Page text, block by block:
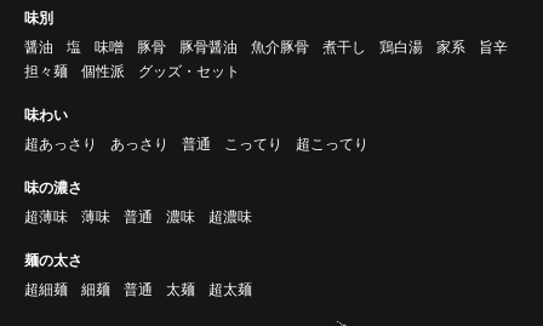
味別
醤油
塩 味噌 豚骨 豚骨醤油 魚介豚骨 煮干し 鶏白湯 家系
旨辛
担々麺
個性派 グッズ・セット
味わい
超あっさり
あっさり 普通 こってり 超こってり
味の濃さ
超薄味
薄味 普通 濃味 超濃味
麺の太さ
超細麺
細麺 普通 太麺 超太麺